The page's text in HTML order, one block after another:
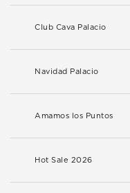
Club Cava Palacio
Navidad Palacio
Amamos los Puntos
Hot Sale 2026